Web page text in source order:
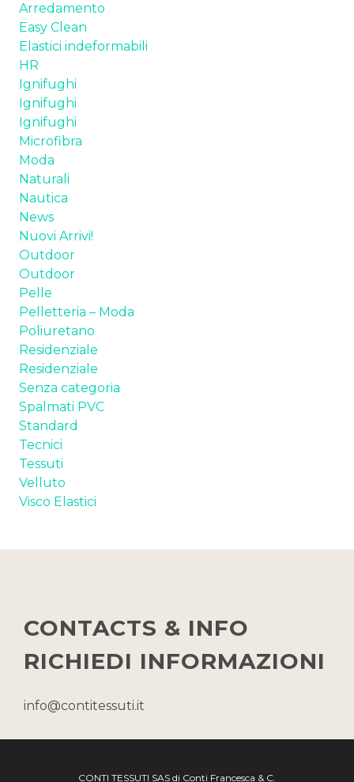
Arredamento
Easy Clean
Elastici indeformabili
HR
Ignifughi
Ignifughi
Ignifughi
Microfibra
Moda
Naturali
Nautica
News
Nuovi Arrivi!
Outdoor
Outdoor
Pelle
Pelletteria – Moda
Poliuretano
Residenziale
Residenziale
Senza categoria
Spalmati PVC
Standard
Tecnici
Tessuti
Velluto
Visco Elastici
CONTACTS & INFO
RICHIEDI INFORMAZIONI
info@contitessuti.it
CONTI TESSUTI SAS di Conti Francesca & C.